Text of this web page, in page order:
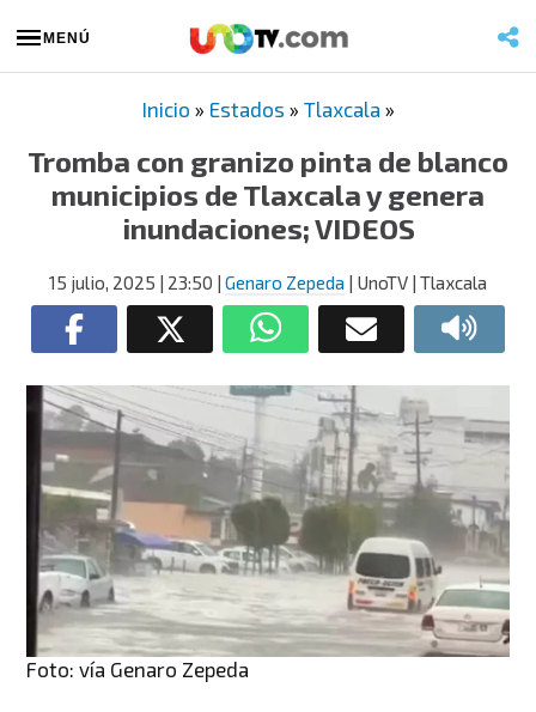
MENÚ
Inicio » Estados » Tlaxcala »
Tromba con granizo pinta de blanco
municipios de Tlaxcala y genera
inundaciones; VIDEOS
15 julio, 2025 | 23:50 | Genaro Zepeda | UnoTV | Tlaxcala
Foto: vía Genaro Zepeda